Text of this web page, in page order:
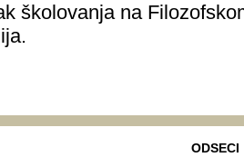
školovanja na
ODSECI